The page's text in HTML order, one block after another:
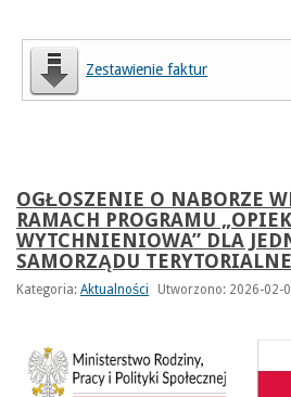
Zestawienie faktur
OGŁOSZENIE O NABORZE
RAMACH PROGRAMU
WYTCHNIENIOWA” DLA
SAMORZĄDU
Kategoria: Aktualności Utworzono: 2026-02-